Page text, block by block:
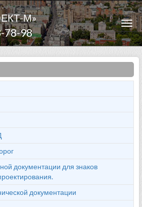
М»
78-98
документации для знаков
документации